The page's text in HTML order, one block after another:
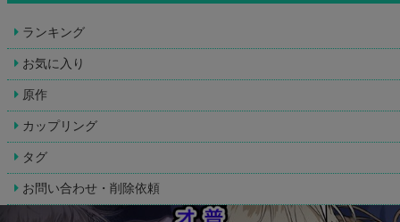
ランキング
お気に入り
原作
カップリング
タグ
お問い合わせ・削除依頼